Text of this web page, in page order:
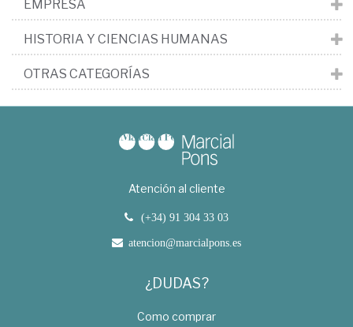
EMPRESA
HISTORIA Y CIENCIAS HUMANAS
OTRAS CATEGORÍAS
Atención al cliente
(+34) 91 304 33 03
atencion@marcialpons.es
¿DUDAS?
Como comprar